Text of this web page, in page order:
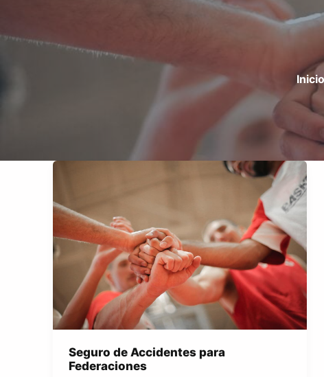
Inicio
Seguro de Accidentes para
Federaciones